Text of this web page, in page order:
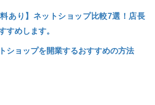
料あり】ネットショップ比較7選！店長
すめします。
ショップを開業するおすすめの方法